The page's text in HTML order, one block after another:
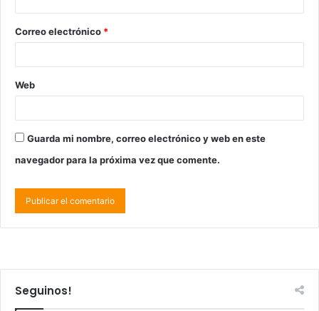
Correo electrónico *
Web
Guarda mi nombre, correo electrónico y web en este
navegador para la próxima vez que comente.
Seguinos!